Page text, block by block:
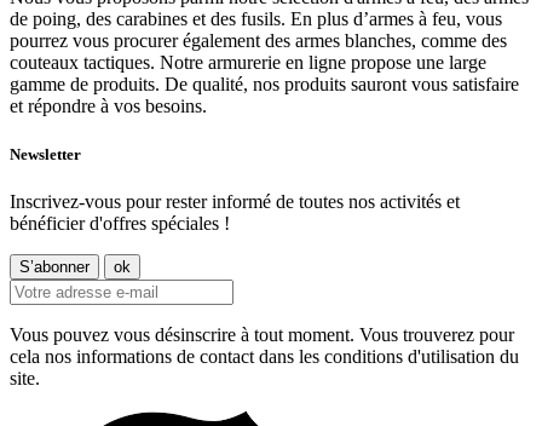
de poing, des carabines et des fusils. En plus d’armes à feu, vous
pourrez vous procurer également des armes blanches, comme des
couteaux tactiques. Notre armurerie en ligne propose une large
gamme de produits. De qualité, nos produits sauront vous satisfaire
et répondre à vos besoins.
Newsletter
Inscrivez-vous pour rester informé de toutes nos activités et
bénéficier d'offres spéciales !
Vous pouvez vous désinscrire à tout moment. Vous trouverez pour
cela nos informations de contact dans les conditions d'utilisation du
site.